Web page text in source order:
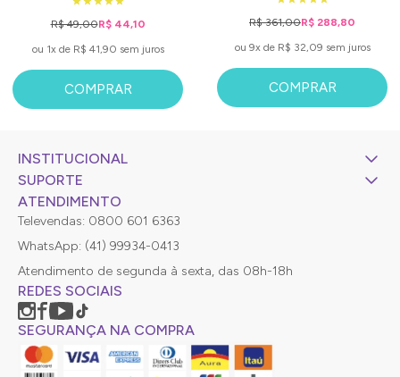
R$ 49,00R$ 44,10
ou 1x de R$ 41,90 sem juros
COMPRAR
R$ 361,00R$ 288,80
ou 9x de R$ 32,09 sem juros
COMPRAR
INSTITUCIONAL
SUPORTE
ATENDIMENTO
Televendas: 0800 601 6363
WhatsApp: (41) 99934-0413
Atendimento de segunda à sexta, das 08h-18h
REDES SOCIAIS
SEGURANÇA NA COMPRA